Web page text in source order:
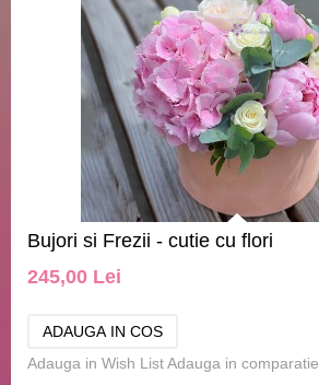
Bujori si Frezii - cutie cu flori
245,00 Lei
Adauga in Wish ListAdauga in comparatie